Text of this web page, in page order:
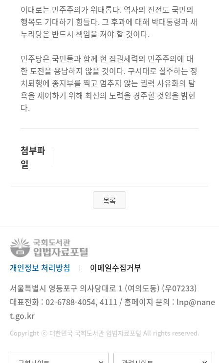
이대로는 민주주의가 위태롭다. 역사의 진전도 국민의
행복도 기대하기 힘들다. 그 후과에 대해 박대통령과 새
누리당은 반드시 책임을 져야 할 것이다.
민주당은 국민들과 함께 현 집권세력의 민주주의에 대
한 도전을 용납하지 않을 것이다. 구시대로 질주하는 정
치퇴행에 종지부를 찍고 멈추지 않는 권력 사유화의 탐
욕을 제어하기 위해 최선의 노력을 경주할 것임을 밝힌
다.
첨부파
일
목록
개인정보 처리방침
이메일수집거부
서울특별시 영등포구 의사당대로 1 (여의도동) (우07233)
대표전화 : 02-6788-4054, 4111 / 홈페이지 문의 : lnp@nane
t.go.kr
Copyright ⓒ 대한민국 국회도서관 입법자료포털 All rights reserved.